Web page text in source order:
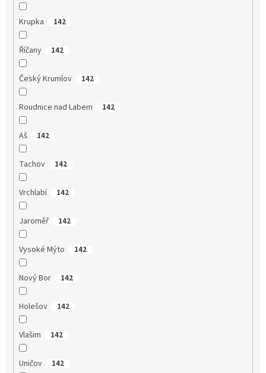
Krupka 142
Říčany 142
Český Krumlov 142
Roudnice nad Labem 142
Aš 142
Tachov 142
Vrchlabí 142
Jaroměř 142
Vysoké Mýto 142
Nový Bor 142
Holešov 142
Vlašim 142
Uničov 142